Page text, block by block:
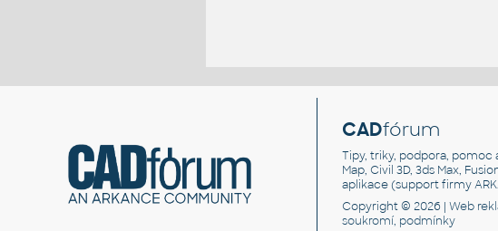
CADfórum
Tipy, triky, podpora, pomoc
Map, Civil 3D, 3ds Max,
aplikace (support firmy
Copyright © 2026 |Web
soukromí, podmínky